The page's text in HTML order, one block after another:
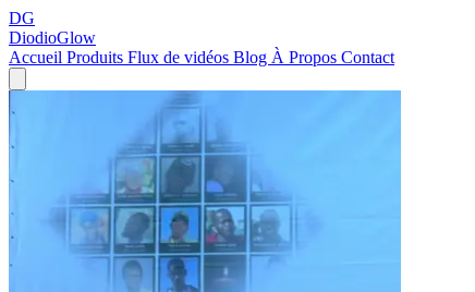
DG
DiodioGlow
Accueil Produits Flux de vidéos Blog À Propos Contact